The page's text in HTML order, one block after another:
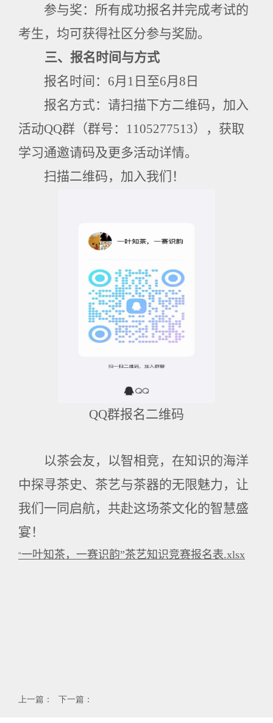
参与奖：所有成功报名并完成考试的
考生，均可获得社区分参与奖励。
三、报名时间与方式
报名时间： 6月 1 日至6月8 日
报名方式：请扫描下方二维码，加入
活动QQ群（群号： 1105277513），获取
学习通邀请码及更多活动详情。
扫描二维码，加入我们！
QQ群报名二维码
以茶会友，以智相竞，在知识的海洋
中探寻茶史、茶艺与茶器的无限魅力，让
我们一同启航，共赴这场茶文化的智慧盛
宴！
“一叶知茶，一赛识韵”茶艺知识竞赛报名表.xlsx
上一篇： 下一篇：